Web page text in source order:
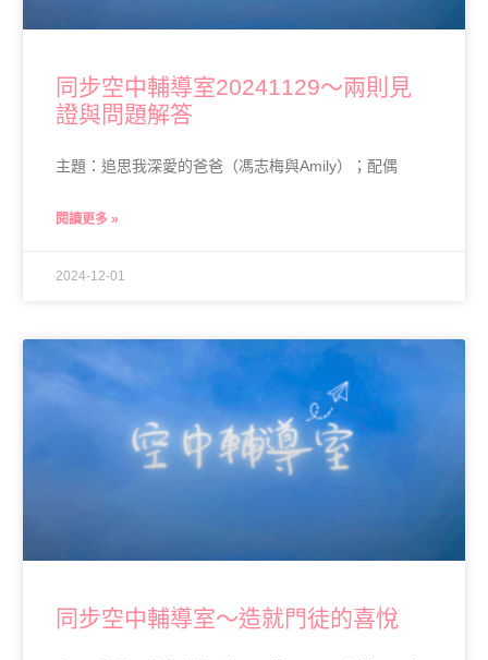
同步空中輔導室20241129～兩則見
證與問題解答
主題：追思我深愛的爸爸（馮志梅與Amily）；配偶
閱讀更多 »
2024-12-01
同步空中輔導室～造就門徒的喜悅